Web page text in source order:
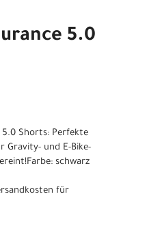
5.0
Shorts: Perfekte
Gravity- und E-Bike-
schwarz
für